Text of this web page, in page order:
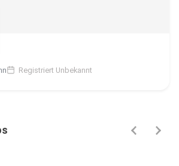
Registriert Unbekannt